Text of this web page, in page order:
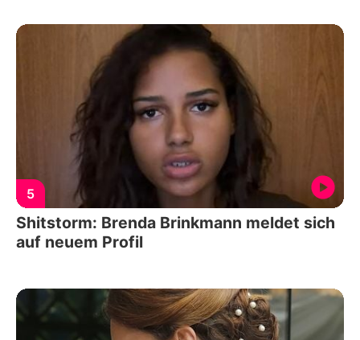
5
Shitstorm: Brenda Brinkmann meldet sich
auf neuem Profil